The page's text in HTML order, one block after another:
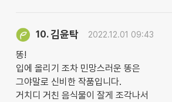
10.김윤탁 2022.12.01 09:43
똥!
입에 올리기 조차 민망스러운 똥은
그야말로 신비한 작품입니다.
거치디 거친 음식물이 잘게 조각나서